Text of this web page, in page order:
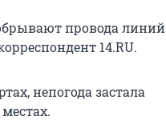
провода линий
14.RU.
непогода застала